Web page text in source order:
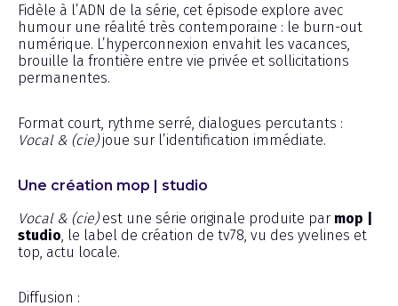
Fidèle à l’ADN de la série, cet épisode explore avec
humour une réalité très contemporaine : le burn-out
numérique. L’hyperconnexion envahit les vacances,
brouille la frontière entre vie privée et sollicitations
permanentes.
Format court, rythme serré, dialogues percutants :
Vocal & (cie)joue sur l’identification immédiate.
Une création mop | studio
Vocal & (cie)est une série originale produite par mop |
studio , le label de création de tv78, vu des yvelines et
top, actu locale.
Diffusion :